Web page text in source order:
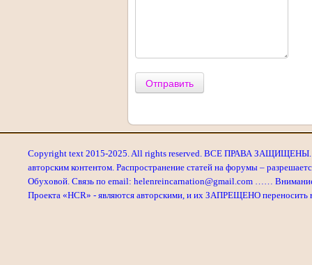
Отправить
Copyright text 2015-2025. All rights reserved. ВСЕ ПРАВА ЗАЩИЩЕНЫ.
авторским контентом. Распространение статей на форумы –
Обуховой. Связь по email: helenreincarnation@gmail.com ……
Проекта «HCR» - являются авторскими, и их ЗАПРЕЩЕНО переносить в